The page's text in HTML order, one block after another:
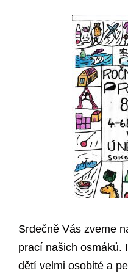
Srdečně Vás zveme
prací našich osmáků.
dětí velmi osobité a